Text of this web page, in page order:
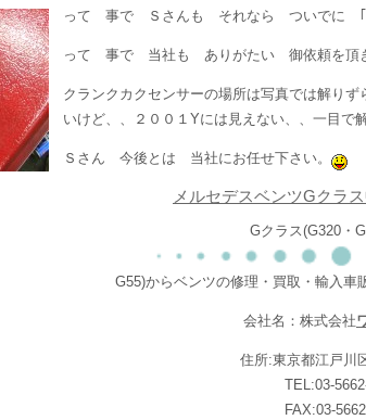
って 事で Ｓさんも それなら ついでに ｢
って 事で 当社も ありがたい 御依頼を頂き
クランクカクセンサーの場所は写真では解り
いけど、、２００１Yには見えない、、一目
Ｓさん 今後とは 当社にお任せ下さい。
メルセデスベンツGクラ
Gクラス(G320・
G55)からベンツの修理・買取・輸入車
会社名：株式会社
住所:東京都江戸川
TEL:03-
FAX:03-